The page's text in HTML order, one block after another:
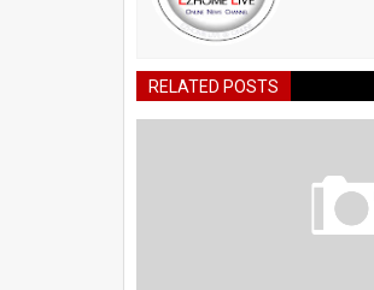
RELATED POSTS